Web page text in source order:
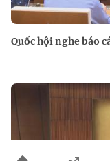
Quốc hội nghe báo